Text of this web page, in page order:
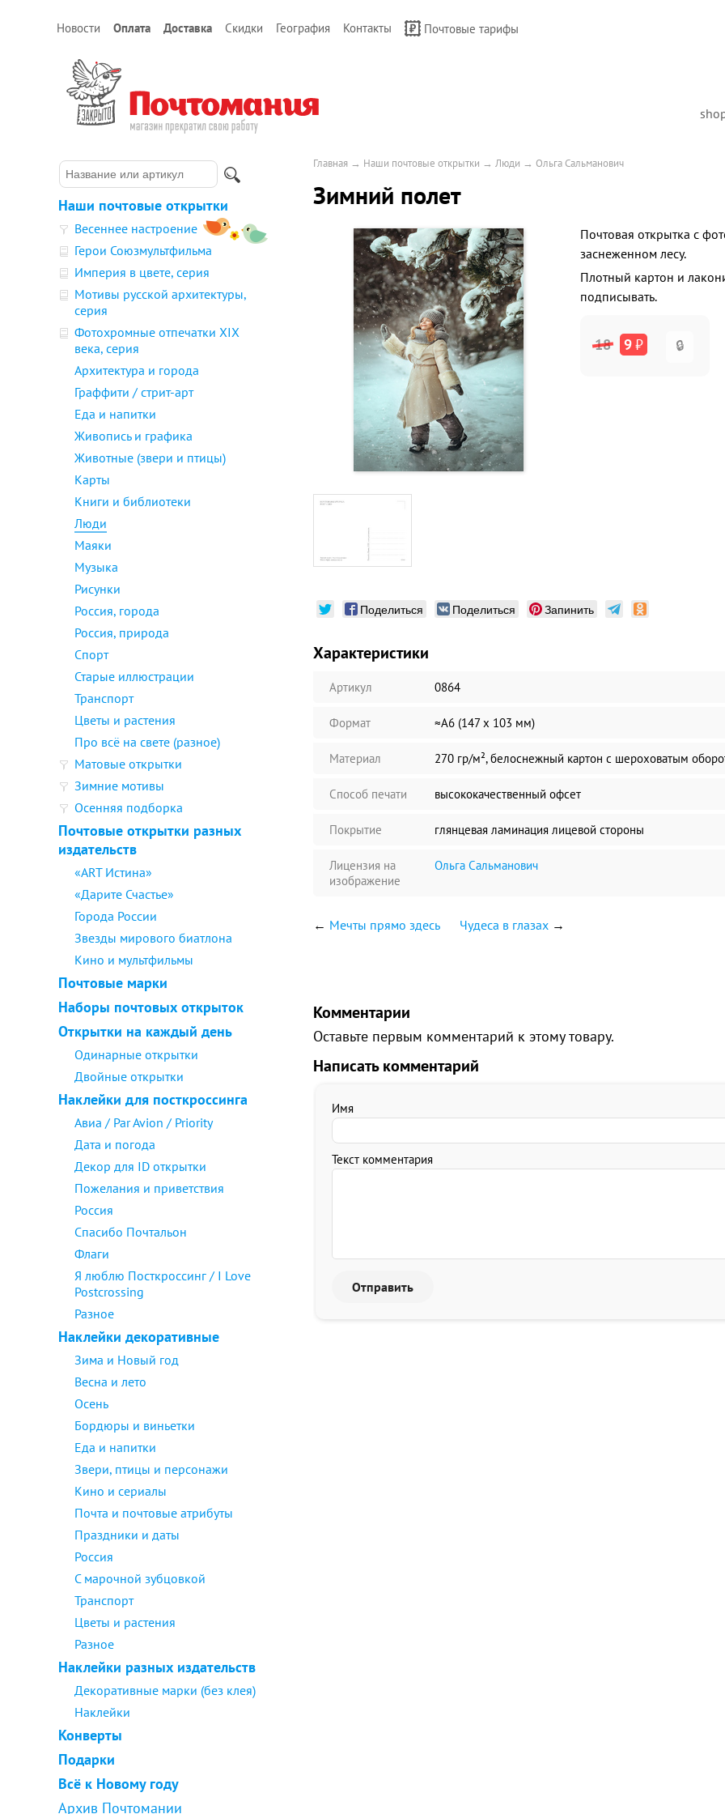
Новости Оплата Доставка Скидки География Контакты Почтовые тарифы
Наши почтовые открытки
Весеннее настроение
Герои Союзмультфильма
Империя в цвете, серия
Мотивы русской архитектуры,
серия
Фотохромные отпечатки XIX
века, серия
Архитектура и города
Граффити / стрит-арт
Еда и напитки
Живопись и графика
Животные (звери и птицы)
Карты
Книги и библиотеки
Люди
Маяки
Музыка
Рисунки
Россия, города
Россия, природа
Спорт
Старые иллюстрации
Транспорт
Цветы и растения
Про всё на свете (разное)
Матовые открытки
Зимние мотивы
Осенняя подборка
Почтовые открытки разных
издательств
«ART Истина»
«Дарите Счастье»
Города России
Звезды мирового биатлона
Кино и мультфильмы
Почтовые марки
Наборы почтовых открыток
Открытки на каждый день
Одинарные открытки
Двойные открытки
Наклейки для посткроссинга
Авиа / Par Avion / Priority
Дата и погода
Декор для ID открытки
Пожелания и приветствия
Россия
Спасибо Почтальон
Флаги
Я люблю Посткроссинг / I Love
Postcrossing
Разное
Наклейки декоративные
Зима и Новый год
Весна и лето
Осень
Бордюры и виньетки
Еда и напитки
Звери, птицы и персонажи
Кино и сериалы
Почта и почтовые атрибуты
Праздники и даты
Россия
С марочной зубцовкой
Транспорт
Цветы и растения
Разное
Наклейки разных издательств
Декоративные марки (без клея)
Наклейки
Конверты
Подарки
Всё к Новому году
Архив Почтомании
Главная → Наши почтовые открытки → Люди → Ольга Сальманович
Зимний полет
Почтовая открытка с
заснеженном лесу.
Плотный картон и
подписывать.
18 9₽ 🔒
Поделиться Поделиться Запинить
Характеристики
Артикул 0864
Формат ≈А6 (147 х 103 мм)
Материал 270 гр/м², белоснежный картон с шероховатым
Способ печати высококачественный офсет
Покрытие глянцевая ламинация лицевой стороны
Лицензия на
изображение
Ольга Сальманович
← Мечты прямо здесь Чудеса в глазах →
Комментарии
Оставьте первым комментарий к этому товару.
Написать комментарий
Имя
Текст комментария